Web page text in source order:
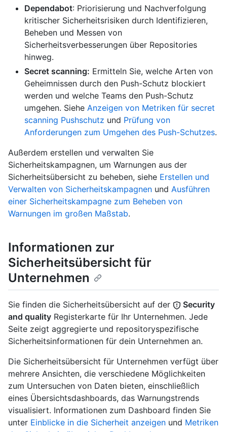
Dependabot: Priorisierung und Nachverfolgung
kritischer Sicherheitsrisiken durch Identifizieren,
Beheben und Messen von
Sicherheitsverbesserungen über Repositories
hinweg.
Secret scanning: Ermitteln Sie, welche Arten von
Geheimnissen durch den Push-Schutz blockiert
werden und welche Teams den Push-Schutz
umgehen. Siehe Anzeigen von Metriken für secret
scanning Pushschutz und Prüfung von
Anforderungen zum Umgehen des Push-Schutzes.
Außerdem erstellen und verwalten Sie
Sicherheitskampagnen, um Warnungen aus der
Sicherheitsübersicht zu beheben, siehe Erstellen und
Verwalten von Sicherheitskampagnen und Ausführen
einer Sicherheitskampagne zum Beheben von
Warnungen im großen Maßstab.
Informationen zur
Sicherheitsübersicht für
Unternehmen
Sie finden die Sicherheitsübersicht auf der
Security
and quality Registerkarte für Ihr Unternehmen. Jede
Seite zeigt aggregierte und repositoryspezifische
Sicherheitsinformationen für dein Unternehmen an.
Die Sicherheitsübersicht für Unternehmen verfügt über
mehrere Ansichten, die verschiedene Möglichkeiten
zum Untersuchen von Daten bieten, einschließlich
eines Übersichtsdashboards, das Warnungstrends
visualisiert. Informationen zum Dashboard finden Sie
unter Einblicke in die Sicherheit anzeigen und Metriken